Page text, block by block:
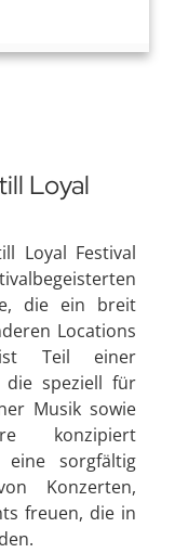
Loyal
Loyal Festival
die ein breit
Locations
Teil einer
die speziell für
Musik sowie
konzipiert
sorgfältig
Konzerten,
freuen, die in